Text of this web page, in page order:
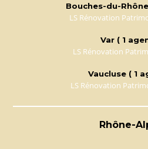
Bouches-du-
LS Rénovation
Var ( 1
LS Rénovation
Vaucluse ( 1
LS Rénovation
Rhône-